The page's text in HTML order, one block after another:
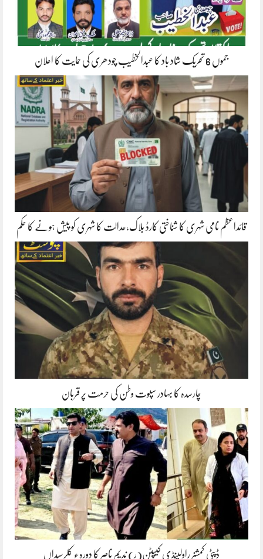
جموں 6 تحریک شاد باد کا عبدالخطیب چودھری کی حمایت کا اعلان
قائداعظم نامی شہری کا شناختی کارڈ بلاک،عدالت کا شہری کو پیش ہونے کا حکم
چارسدہ کا بہادر سپوت وطن کی حرمت پر قربان
ڈپٹی کمشنر راولپنڈی کیپٹن(ر) ندیم ناصر کا دورہء کلرسیداں